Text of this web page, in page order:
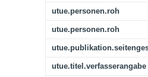
utue.personen.roh
utue.personen.roh
utue.titel.verfasserangabe